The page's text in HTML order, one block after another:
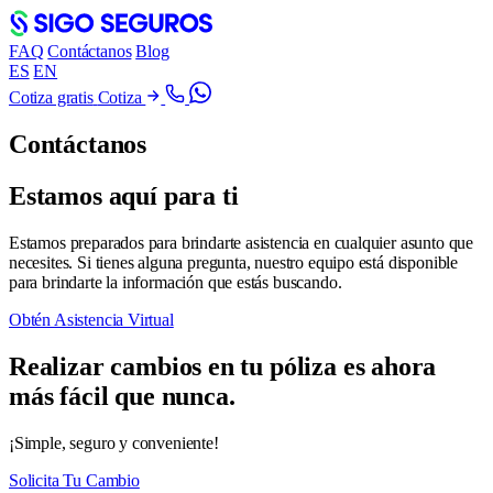
FAQ Contáctanos Blog
ES EN
Cotiza gratis Cotiza
Contáctanos
Estamos aquí para ti
Estamos preparados para brindarte asistencia en cualquier asunto que
necesites. Si tienes alguna pregunta, nuestro equipo está disponible
para brindarte la información que estás buscando.
Obtén Asistencia Virtual
Realizar cambios en tu póliza es ahora
más fácil que nunca.
¡Simple, seguro y conveniente!
Solicita Tu Cambio